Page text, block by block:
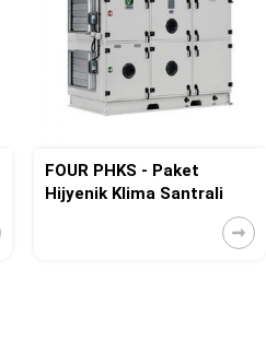
FOUR PHKS - Paket
Hijyenik Klima Santrali